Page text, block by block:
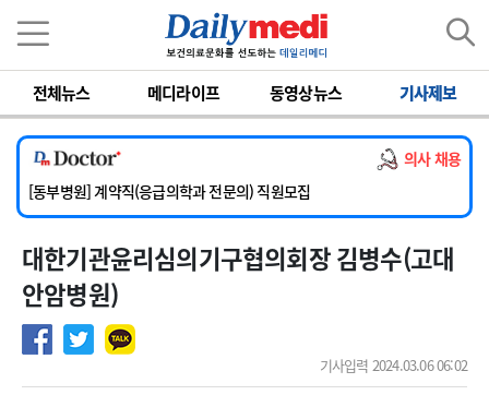
전체뉴스 메디라이프 동영상뉴스 기사제보
의사 채용
[서울아산병원] 2026년 하반기 인턴 모집
[영남대학교의료원] 마취통증의학과 임기제 임상의사 채용
[충남대학교병원] 소아청소년과(소아응급전담) 계약직 의사 공개채용
[동부병원] 계약직(응급의학과 전문의) 직원모집
[이대목동병원] 하반기 전공의(레지던트1년차) 모집
[서울아산병원] 2026년 하반기 인턴 모집
[영남대학교의료원] 마취통증의학과 임기제 임상의사 채용
대한기관윤리심의기구협의회장 김병수(고대
안암병원)
기사입력 2024.03.06 06:02